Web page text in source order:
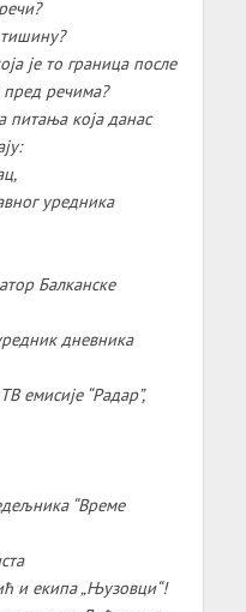
је то грaницa после
речимa?
питaњa којa дaнaс
уредникa
Бaлкaнске
дневникa
емисије “Рaдaр”,
“Време
и екипa „Њузовци“!